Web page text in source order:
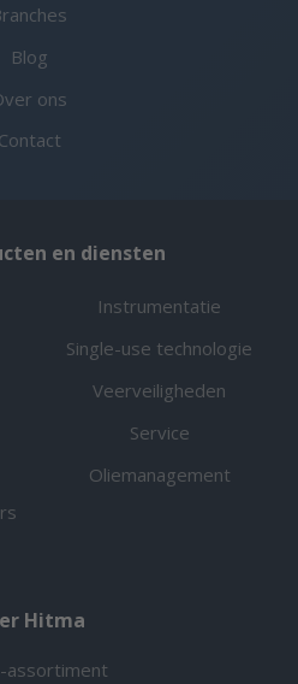
Blog
ons
Contact
en diensten
Instrumentatie
Single-use technologie
Veerveiligheden
Service
Oliemanagement
Hitma
assortiment